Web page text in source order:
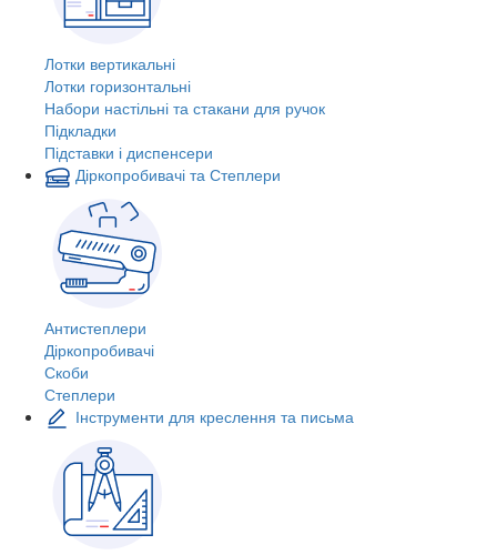
Лотки вертикальні
Лотки горизонтальні
Набори настільні та стакани для ручок
Підкладки
Підставки і диспенсери
Діркопробивачі та Степлери
Антистеплери
Діркопробивачі
Скоби
Степлери
Інструменти для креслення та письма